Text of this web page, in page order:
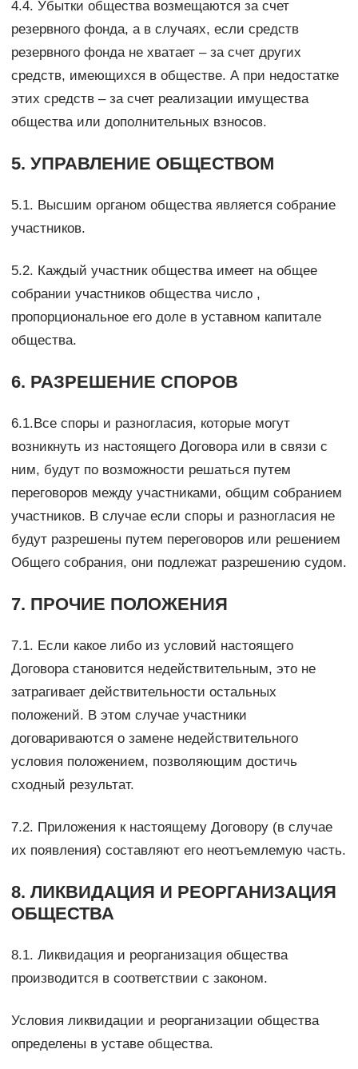
4.4. Убытки общества возмещаются за счет
резервного фонда, а в случаях, если средств
резервного фонда не хватает – за счет других
средств, имеющихся в обществе. А при недостатке
этих средств – за счет реализации имущества
общества или дополнительных взносов.
5. УПРАВЛЕНИЕ ОБЩЕСТВОМ
5.1. Высшим органом общества является собрание
участников.
5.2. Каждый участник общества имеет на общее
собрании участников общества число ,
пропорциональное его доле в уставном капитале
общества.
6. РАЗРЕШЕНИЕ СПОРОВ
6.1.Все споры и разногласия, которые могут
возникнуть из настоящего Договора или в связи с
ним, будут по возможности решаться путем
переговоров между участниками, общим собранием
участников. В случае если споры и разногласия не
будут разрешены путем переговоров или решением
Общего собрания, они подлежат разрешению судом.
7. ПРОЧИЕ ПОЛОЖЕНИЯ
7.1. Если какое либо из условий настоящего
Договора становится недействительным, это не
затрагивает действительности остальных
положений. В этом случае участники
договариваются о замене недействительного
условия положением, позволяющим достичь
сходный результат.
7.2. Приложения к настоящему Договору (в случае
их появления) составляют его неотъемлемую часть.
8. ЛИКВИДАЦИЯ И РЕОРГАНИЗАЦИЯ
ОБЩЕСТВА
8.1. Ликвидация и реорганизация общества
производится в соответствии с законом.
Условия ликвидации и реорганизации общества
определены в уставе общества.